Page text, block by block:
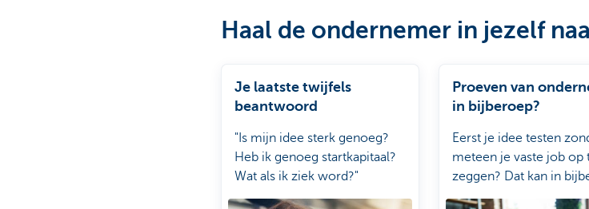
Haal de ondernemer in jezelf
Je laatste twijfels
beantwoord
"Is mijn idee sterk genoeg?
Heb ik genoeg startkapitaal?
Wat als ik ziek word?"
Proeven van
in bijberoep?
Eerst je idee testen
meteen je vaste job op
zeggen? Dat kan in